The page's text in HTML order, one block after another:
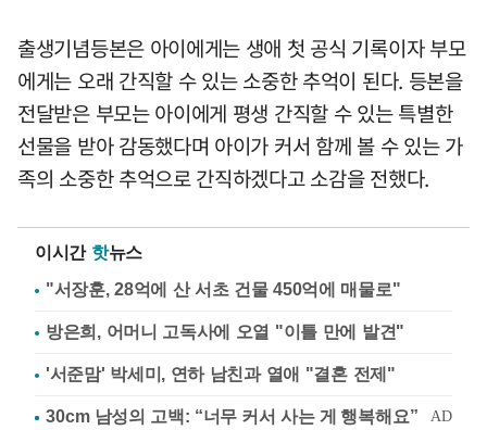
출생기념등본은 아이에게는 생애 첫 공식 기록이자 부모
에게는 오래 간직할 수 있는 소중한 추억이 된다. 등본을
전달받은 부모는 아이에게 평생 간직할 수 있는 특별한
선물을 받아 감동했다며 아이가 커서 함께 볼 수 있는 가
족의 소중한 추억으로 간직하겠다고 소감을 전했다.
이시간 핫뉴스
"서장훈, 28억에 산 서초 건물 450억에 매물로"
방은희, 어머니 고독사에 오열 "이틀 만에 발견"
'서준맘' 박세미, 연하 남친과 열애 "결혼 전제"